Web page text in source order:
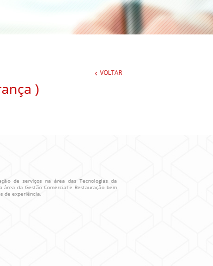
VOLTAR
)
de serviços na área das Tecnologias da
área da Gestão Comercial e Restauração bem
de experiência.